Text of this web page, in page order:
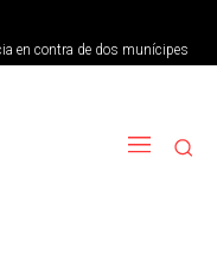
en contra de dos munícipes